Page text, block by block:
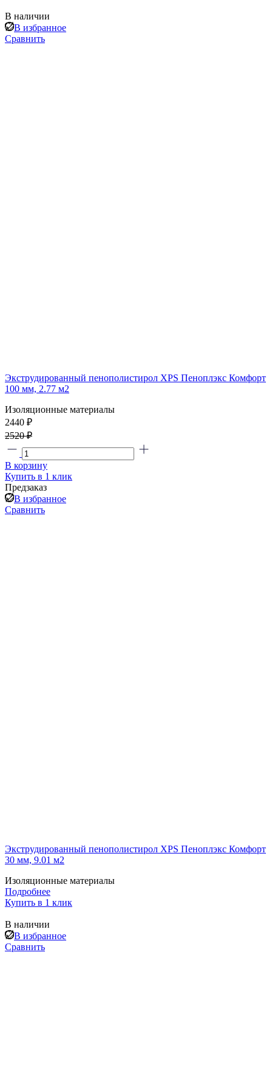
В наличии
В избранное
Сравнить
Экструдированный пенополистирол XPS Пеноплэкс Комфорт
100 мм, 2.77 м2
Изоляционные материалы
2440 ₽
2520 ₽
В корзину
Купить в 1 клик
Предзаказ
В избранное
Сравнить
Экструдированный пенополистирол XPS Пеноплэкс Комфорт
30 мм, 9.01 м2
Изоляционные материалы
Подробнее
Купить в 1 клик
В наличии
В избранное
Сравнить